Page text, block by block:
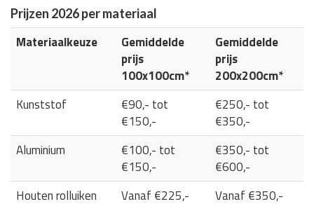
Prijzen 2026 per materiaal
Materiaalkeuze
Gemiddelde
prijs
100x100cm*
Gemiddelde
prijs
200x200cm*
Kunststof
€90,- tot
€150,-
€250,- tot
€350,-
Aluminium
€100,- tot
€150,-
€350,- tot
€600,-
Houten rolluiken
Vanaf €225,- Vanaf €350,-